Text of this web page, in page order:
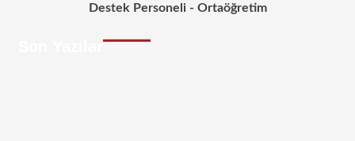
Destek Personeli - Ortaöğretim